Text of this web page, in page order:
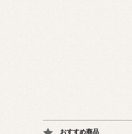
おすすめ商品